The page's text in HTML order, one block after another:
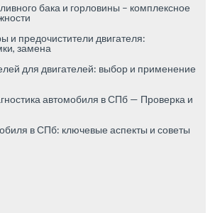
бака и горловины – комплексное
и предочистители двигателя:
замена
для двигателей: выбор и применение
автомобиля в СПб — Проверка и
в СПб: ключевые аспекты и советы